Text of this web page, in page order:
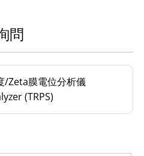
問
/Zeta膜電位分析儀
(TRPS)